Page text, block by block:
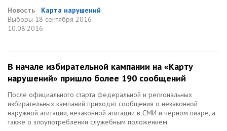
Новость
Карта нарушений
Выборы 18 сентября 2016
10.08.2016
В начале избирательной кампании на «Карту
нарушений» пришло более 190 сообщений
После официального старта федеральной и региональных
избирательных кампаний приходят сообщения о незаконной
наружной агитации, незаконной агитации в СМИ и черном пиаре, а
также о злоупотреблении служебным положением.